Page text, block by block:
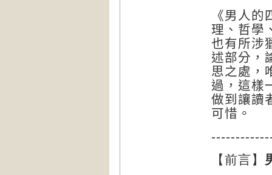
《男人
理、哲學
也有所涉
述部分，
思之處，
過，這樣
做到讓讀
可惜。
【前言】